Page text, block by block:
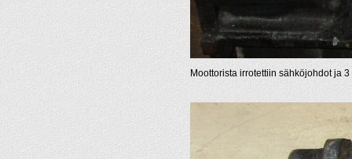
Moottorista irrotettiin sähköjohdot ja